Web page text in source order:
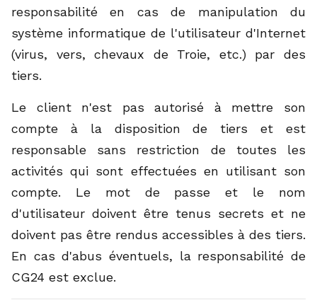
responsabilité en cas de manipulation du
système informatique de l'utilisateur d'Internet
(virus, vers, chevaux de Troie, etc.) par des
tiers.
Le client n'est pas autorisé à mettre son
compte à la disposition de tiers et est
responsable sans restriction de toutes les
activités qui sont effectuées en utilisant son
compte. Le mot de passe et le nom
d'utilisateur doivent être tenus secrets et ne
doivent pas être rendus accessibles à des tiers.
En cas d'abus éventuels, la responsabilité de
CG24 est exclue.